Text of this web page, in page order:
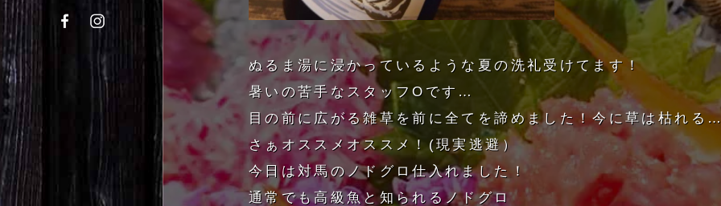
ぬるま湯に浸かっているような夏の洗礼受けてます！
暑いの苦手なスタッフOです…
目の前に広がる雑草を前に全てを諦めました！今に草は枯れる
さぁオススメオススメ！(現実逃避）
今日は対馬のノドグロ仕入れました！
通常でも高級魚と知られるノドグロ